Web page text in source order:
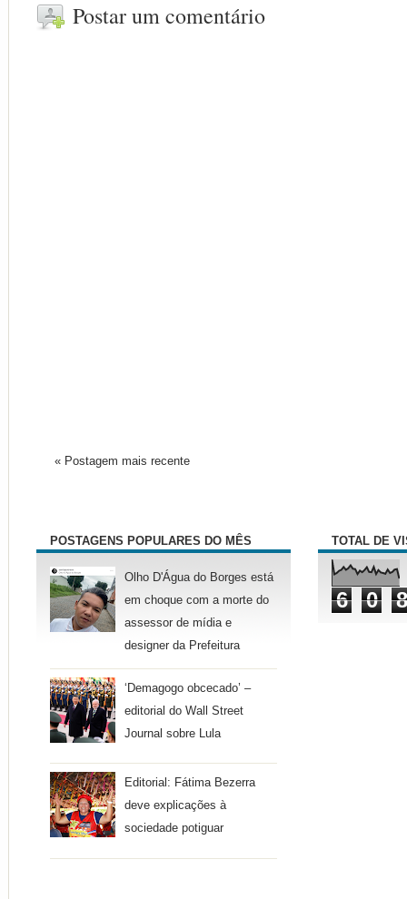
Postar um comentário
« Postagem mais recente
POSTAGENS POPULARES DO MÊS
Olho D'Água do Borges está
em choque com a morte do
assessor de mídia e
designer da Prefeitura
‘Demagogo obcecado’ –
editorial do Wall Street
Journal sobre Lula
Editorial: Fátima Bezerra
deve explicações à
sociedade potiguar
TOTAL DE
6 0 8